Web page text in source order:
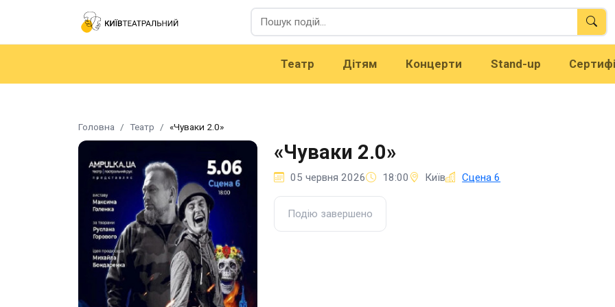
Театр Дітям Концерти Stand-up
Головна Театр «Чуваки 2.0»
«Чуваки 2.0»
05 червня 2026 18:00 Київ Сцена 6
Подію завершено